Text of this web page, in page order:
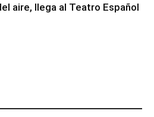
aire, llega al Teatro Español